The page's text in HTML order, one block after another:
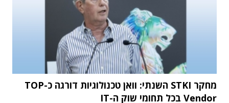
מחקר STKI השנתי: וואן טכנולוגיות דורגה כ-TOP
Vendor בכל תחומי שוק ה-IT